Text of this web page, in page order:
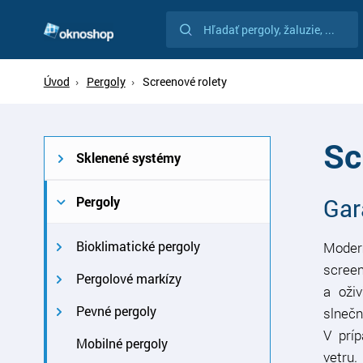
Vyhľadávanie
Vyhľadávanie
Úvod Pergoly Screenové rolety
Sklenené systémy
Pre terasy
Posuvno - otočné sklenené
systémy
Neotváravé sklenené
systémy
Vertikálný posuvný systém
Pergoly
Bioklimatické pergoly
Bioklimatické pergoly s
otočnými lamelami
Pergolové markízy
Pergolová markíza s
Pevné pergoly
Pevná pergola s rovnou
Mobilné pergoly
a
V